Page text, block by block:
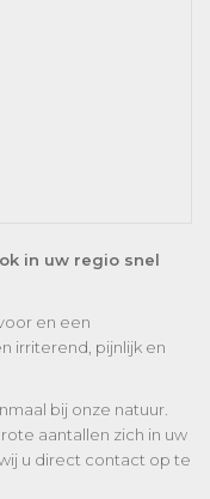
in uw regio snel
en een
irriterend, pijnlijk en
bij onze natuur.
aantallen zich in uw
u direct contact op te